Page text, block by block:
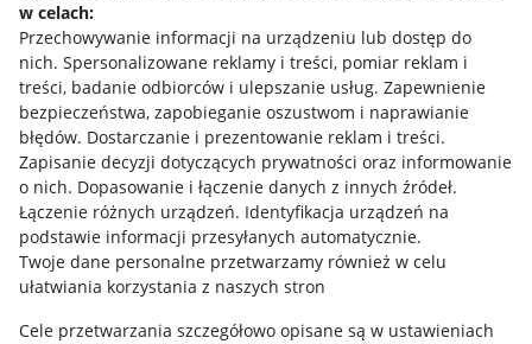
w celach:
Przechowywanie informacji na urządzeniu lub dostęp do
nich. Spersonalizowane reklamy i treści, pomiar reklam i
treści, badanie odbiorców i ulepszanie usług. Zapewnienie
bezpieczeństwa, zapobieganie oszustwom i naprawianie
błędów. Dostarczanie i prezentowanie reklam i treści.
Zapisanie decyzji dotyczących prywatności oraz informowanie
o nich. Dopasowanie i łączenie danych z innych źródeł.
Łączenie różnych urządzeń. Identyfikacja urządzeń na
podstawie informacji przesyłanych automatycznie.
Twoje dane personalne przetwarzamy również w celu
ułatwiania korzystania z naszych stron
Cele przetwarzania szczegółowo opisane są w ustawieniach
Allegro Gadane dla sprzedających
Allegro Gadane dla kupujących
Mapa miejscowości
Informacje prawne
Regulamin
Polityka plików "cookies"
Ustawienia plików "cookies"
Udostępnianie lokalizacji